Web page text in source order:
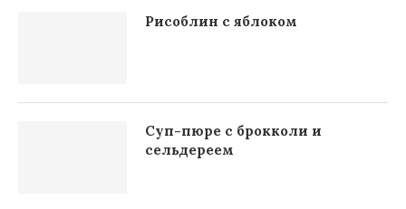
Рисоблин с яблоком
Суп-пюре с брокколи и
сельдереем